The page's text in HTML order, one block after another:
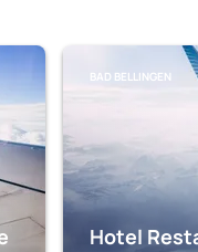
BAD BELLINGEN
Hotel